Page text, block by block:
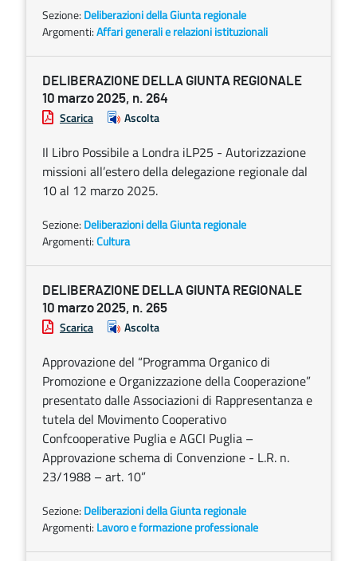
Sezione: Deliberazioni della Giunta regionale
Argomenti:Affari generali e relazioni istituzionali
DELIBERAZIONE DELLA GIUNTA REGIONALE
10 marzo 2025, n. 264
Scarica Ascolta
Il Libro Possibile a Londra iLP25 - Autorizzazione
missioni all’estero della delegazione regionale dal
10 al 12 marzo 2025.
Sezione: Deliberazioni della Giunta regionale
Argomenti:Cultura
DELIBERAZIONE DELLA GIUNTA REGIONALE
10 marzo 2025, n. 265
Scarica Ascolta
Approvazione del “Programma Organico di
Promozione e Organizzazione della Cooperazione”
presentato dalle Associazioni di Rappresentanza e
tutela del Movimento Cooperativo
Confcooperative Puglia e AGCI Puglia –
Approvazione schema di Convenzione - L.R. n.
23/1988 – art. 10”
Sezione: Deliberazioni della Giunta regionale
Argomenti: Lavoro e formazione professionale